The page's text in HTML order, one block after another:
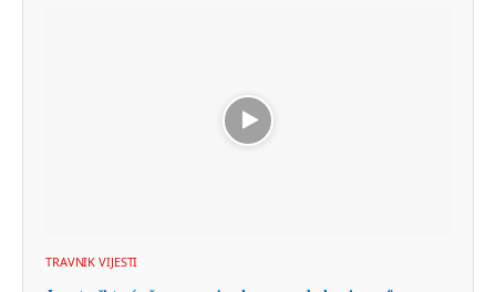
TRAVNIK VIJESTI